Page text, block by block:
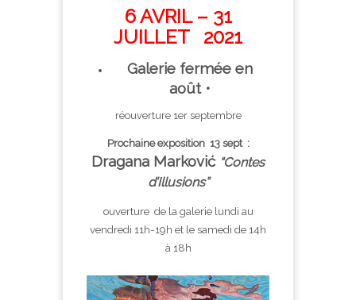
6 AVRIL – 31
JUILLET 2021
Galerie fermée en
août •
réouverture 1er septembre
Prochaine exposition 13 sept :
Dragana Marković “Contes
d’Illusions”
ouverture de la galerie lundi au
vendredi 11h-19h et le samedi de 14h
à 18h